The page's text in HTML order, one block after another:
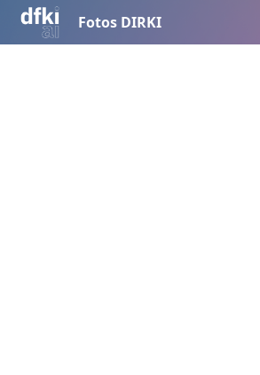
Fotos DIRKI